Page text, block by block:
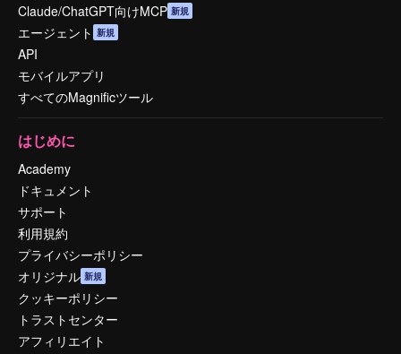
Claude/ChatGPT向けMCP 新規
エージェント 新規
API
モバイルアプリ
すべてのMagnificツール
はじめに
Academy
ドキュメント
サポート
利用規約
プライバシーポリシー
オリジナル 新規
クッキーポリシー
トラストセンター
アフィリエイト